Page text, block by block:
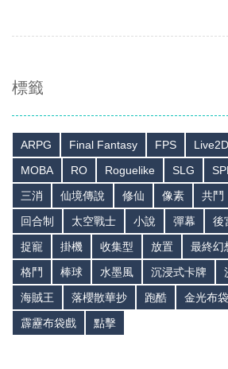
標籤
ARPG Final Fantasy FPS Live2D
MOBA
RO Roguelike SLG
三消
仙境傳說 修仙 像素 共鬥
回合制
太空戰士 小說 彈幕 後
捉寵
掛機 收集型 放置 最終幻
格鬥
棒球 水墨風 沉浸式卡牌
海賊王
落櫻散華抄 跑酷 金光布
霹靂布袋戲
點擊